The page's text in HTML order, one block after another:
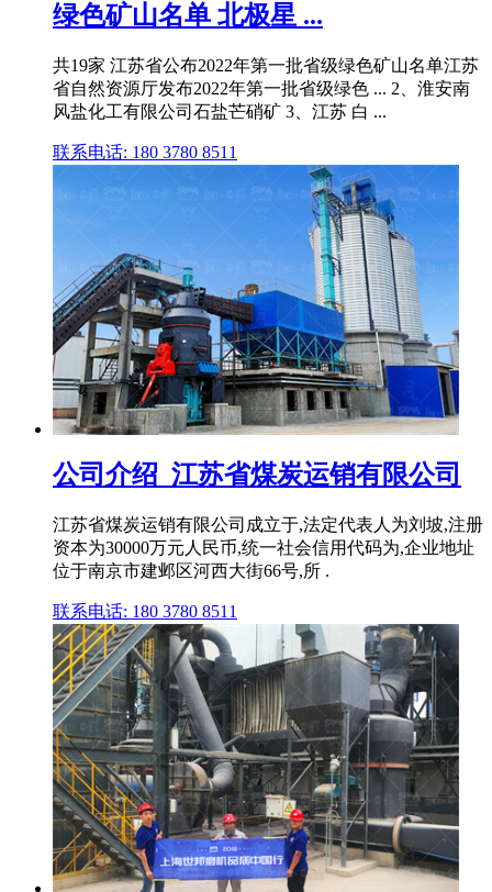
绿色矿山名单 北极星 ...
共19家 江苏省公布2022年第一批省级绿色矿山名单江苏
省自然资源厅发布2022年第一批省级绿色 ... 2、淮安南
风盐化工有限公司石盐芒硝矿 3、江苏 白 ...
联系电话: 180 3780 8511
公司介绍_江苏省煤炭运销有限公司
江苏省煤炭运销有限公司成立于,法定代表人为刘坡,注册
资本为30000万元人民币,统一社会信用代码为,企业地址
位于南京市建邺区河西大街66号,所 .
联系电话: 180 3780 8511